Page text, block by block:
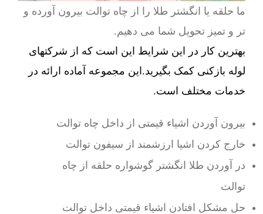
ما حلقه یا انگشتر طلا را از چاه توالت بیرون آورده و
تر و تمیز تحویل شما می دهیم.
بهترین کار در این شرایط این است که از شرکتهای
لوله بازکنی کمک بگیرید.این مجموعه آماده ارائه در
خدمات مختلف است.
بیرون آوردن اشیاء قیمتی از داخل چاه توالت
خارج کردن اشیا ارزشمند از سیفون توالت
در آوردن طلا انگشتر گوشواره حلقه از چاه
توالت
حل مشکل افتادن اشیاء قیمتی داخل توالت